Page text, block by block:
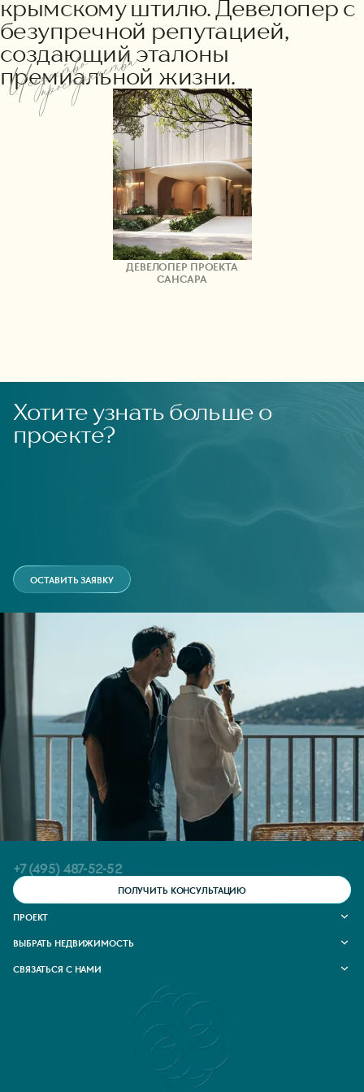
крымскому штилю. Девелопер с
безупречной репутацией,
создающий эталоны
премиальной жизни.
ДЕВЕЛОПЕР ПРОЕКТА
САНСАРА
Хотите узнать больше о
проекте?
ОСТАВИТЬ ЗАЯВКУ
ПРОЕКТ
Новости
Документы
ВЫБРАТЬ НЕДВИЖИМОСТЬ
Акции
СВЯЗАТЬСЯ С НАМИ
+7 (495) 487-52-52
ПОЛУЧИТЬ КОНСУЛЬТАЦИЮ